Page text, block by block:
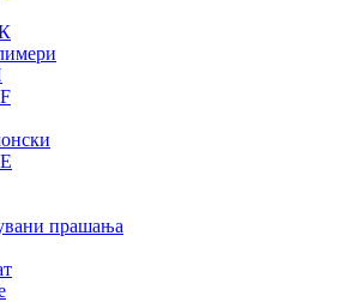
прашања